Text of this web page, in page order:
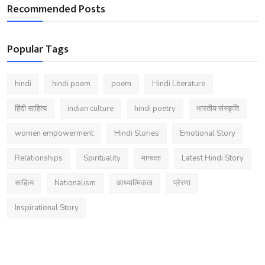
Recommended Posts
Popular Tags
hindi hindi poem poem Hindi Literature
हिंदी साहित्य indian culture hindi poetry भारतीय संस्कृति
women empowerment Hindi Stories Emotional Story
Relationships Spirituality मानवता Latest Hindi Story
साहित्य Nationalism आध्यात्मिकता प्रेरणा
Inspirational Story